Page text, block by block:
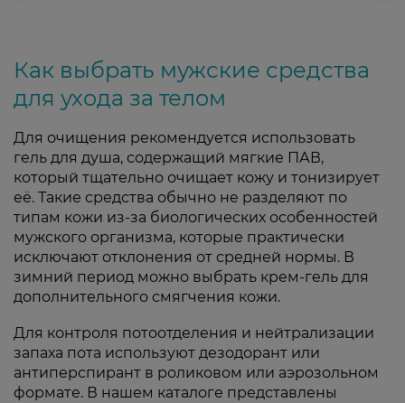
Как выбрать мужские средства
для ухода за телом
Для очищения рекомендуется использовать
гель для душа, содержащий мягкие ПАВ,
который тщательно очищает кожу и тонизирует
её. Такие средства обычно не разделяют по
типам кожи из-за биологических особенностей
мужского организма, которые практически
исключают отклонения от средней нормы. В
зимний период можно выбрать крем-гель для
дополнительного смягчения кожи.
Для контроля потоотделения и нейтрализации
запаха пота используют дезодорант или
антиперспирант в роликовом или аэрозольном
формате. В нашем каталоге представлены